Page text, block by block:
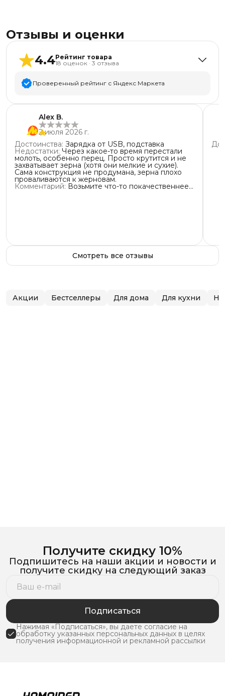
Отзывы и оценки
4.4Рейтинг товара
18 оценок · 3 отзыва
Проверенный рейтинг с Яндекс Маркета
5 звёзд
13
звезды
звезды
2 звезды
1 звезда
Alex B.
2 июля 2026 г.
Достоинства: Зарядка от USB, подставка
Недостатки: Через какое-то время перестали
молоть, особенно перец. Просто крутится и не
захватывает зерна (хотя они мелкие и сухие).
Сама конструкция не продумана, зерна плохо
проваливаются к жерновам.
Комментарий: Возьмите что-то покачественнее,
Смотреть все отзывы
Акции Бестселлеры Для дома Для кухни
Получите скидку 10%
Подпишитесь на наши акции и новости и
получите скидку на следующий заказ
Подписаться
Нажимая «Подписаться», вы даете согласие на
обработку указанных персональных данных в целях
получения информационной и рекламной рассылки